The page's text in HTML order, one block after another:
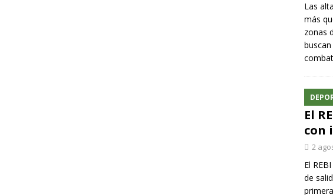
Las
más
zonas
El
con
2
El
de